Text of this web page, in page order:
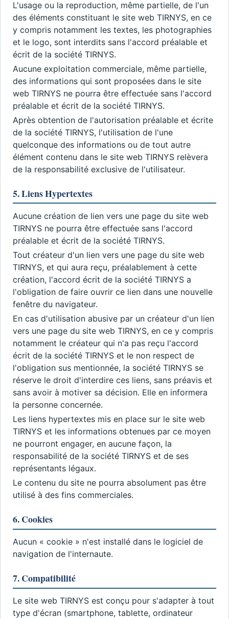
L'usage ou la reproduction, même partielle, de l'un
des éléments constituant le site web TIRNYS, en ce
y compris notamment les textes, les photographies
et le logo, sont interdits sans l'accord préalable et
écrit de la société TIRNYS.
Aucune exploitation commerciale, même partielle,
des informations qui sont proposées dans le site
web TIRNYS ne pourra être effectuée sans l'accord
préalable et écrit de la société TIRNYS.
Après obtention de l'autorisation préalable et écrite
de la société TIRNYS, l'utilisation de l'une
quelconque des informations ou de tout autre
élément contenu dans le site web TIRNYS relèvera
de la responsabilité exclusive de l'utilisateur.
5. Liens Hypertextes
Aucune création de lien vers une page du site web
TIRNYS ne pourra être effectuée sans l'accord
préalable et écrit de la société TIRNYS.
Tout créateur d'un lien vers une page du site web
TIRNYS, et qui aura reçu, préalablement à cette
création, l'accord écrit de la société TIRNYS a
l'obligation de faire ouvrir ce lien dans une nouvelle
fenêtre du navigateur.
En cas d'utilisation abusive par un créateur d'un lien
vers une page du site web TIRNYS, en ce y compris
notamment le créateur qui n'a pas reçu l'accord
écrit de la société TIRNYS et le non respect de
l'obligation sus mentionnée, la société TIRNYS se
réserve le droit d'interdire ces liens, sans préavis et
sans avoir à motiver sa décision. Elle en informera
la personne concernée.
Les liens hypertextes mis en place sur le site web
TIRNYS et les informations obtenues par ce moyen
ne pourront engager, en aucune façon, la
responsabilité de la société TIRNYS et de ses
représentants légaux.
Le contenu du site ne pourra absolument pas être
utilisé à des fins commerciales.
6. Cookies
Aucun « cookie » n'est installé dans le logiciel de
navigation de l'internaute.
7. Compatibilité
Le site web TIRNYS est conçu pour s'adapter à tout
type d'écran (smartphone, tablette, ordinateur